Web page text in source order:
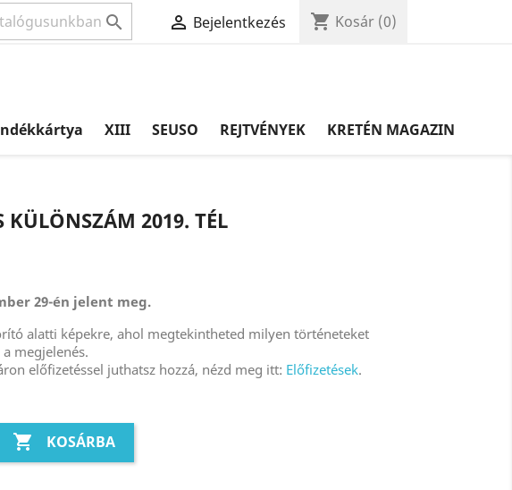
  Bejelentkezés shopping_cart Kosár (0)
XIII SEUSO REJTVÉNYEK KRETÉN MAGAZIN
KÜLÖNSZÁM 2019. TÉL
29-én jelent meg.
alatti képekre, ahol megtekintheted milyen történeteket
megjelenés.
előfizetéssel juthatsz hozzá, nézd meg itt: Előfizetések.
 KOSÁRBA